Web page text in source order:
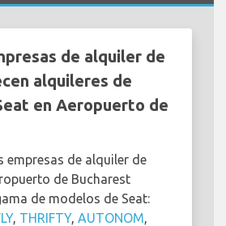
de alquiler de
alquileres de
en Aeropuerto de
empresas de alquiler de
de Bucharest
de modelos de Seat:
, THRIFTY, AUTONOM